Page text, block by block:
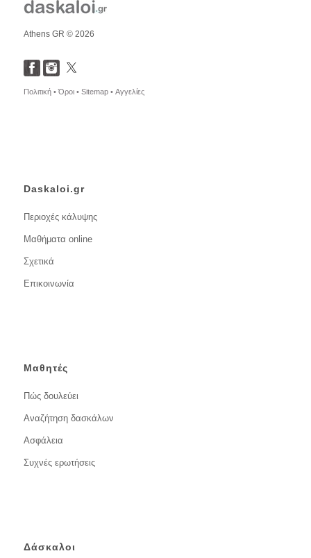
Athens GR © 2026
Πολιτική •Όροι • Sitemap • Αγγελίες
Daskaloi.gr
Περιοχές κάλυψης
Μαθήματα online
Σχετικά
Επικοινωνία
Μαθητές
Πώς δουλεύει
Αναζήτηση δασκάλων
Ασφάλεια
Συχνές ερωτήσεις
Δάσκαλοι